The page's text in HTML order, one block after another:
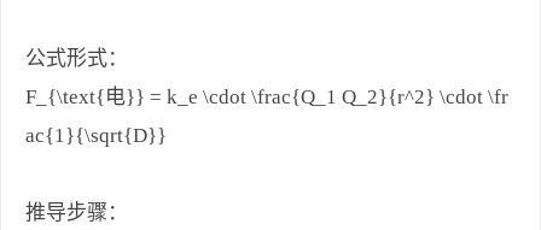
公式形式：
F_{\text{电}} = k_e \cdot \frac{Q_1 Q_2}{r^2} \cdot \fr
ac{1}{\sqrt{D}}
推导步骤：